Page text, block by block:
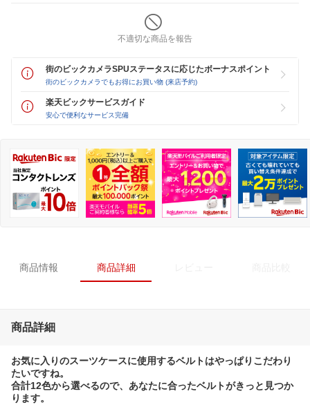
不適切な商品を報告
街のビックカメラSPUステータスに応じたボーナスポイント
街のビックカメラでもお得にお買い物 (来店予約)
楽天ビックサービスガイド
安心で便利なサービス完備
商品情報 商品詳細
商品詳細
お気に入りのスーツケースに使用するベルトはやっぱりこだわり
たいですね。
合計12色から選べるので、あなたに合ったベルトがきっと見つか
ります。